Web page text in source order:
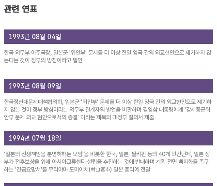
관련 연표
1993년 08월 04일
한국 외무부 아주국장, 일본군 '위안부' 문제를 더 이상 한일 양국 간의 외교현안으로 제기하지 않
는다는 것이 정부의 방침이라고 발언
1993년 08월 09일
한국정신대문제대책협의회, 일본군 '위안부' 문제를 더 이상 한일 양국 간의 외교현안으로 제기하
지 않는 것이 정부 방침이라는 외무부 관계자의 발언을 비판하며 김영삼 대통령에게 '강제종군위
안부 문제 외교 현안으로서의 종결' 이라는 제목의 대정부 질의서 제출
1994년 07월 18일
'일본의 전쟁책임을 분명히하는 모임'을 비롯한 한국, 일본, 필리핀 등의 40개 민간단체, 일본 정
부가 전후보상을 위해 아시아교류센터 설립을 추진하는 것에 반대하며 계획 전면 백지화를 촉구
하는 '긴급요망서'를 무라야마 도미이치(村山富市) 일본 총리에 전달